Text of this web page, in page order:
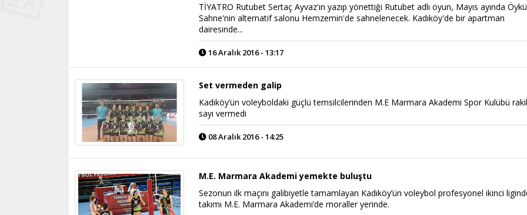
TİYATRO Rutubet Sertaç Ayvaz'ın yazıp yönettiği Rutubet adlı oyun, Mayıs ayında Öykü
Sahne'nin alternatif salonu Hemzemin'de sahnelenecek. Kadıköy'de bir apartman
dairesinde...
16 Aralık 2016 - 13:17
Set vermeden galip
Kadıköy’ün voleyboldaki güçlü temsilcilerinden M.E Marmara Akademi Spor Kulübü
sayı vermedi
08 Aralık 2016 - 14:25
M.E. Marmara Akademi yemekte buluştu
Sezonun ilk maçını galibiyetle tamamlayan Kadıköy’ün voleybol profesyonel ikinci
takımı M.E. Marmara Akademi’de moraller yerinde.